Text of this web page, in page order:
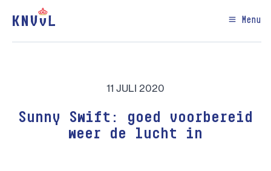
Menu
11 JULI 2020
Sunny Swift: goed voorbereid
weer de lucht in